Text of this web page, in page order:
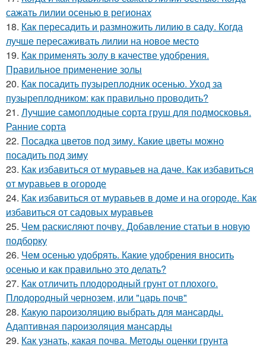
сажать лилии осенью в регионах
18. Как пересадить и размножить лилию в саду. Когда
лучше пересаживать лилии на новое место
19. Как применять золу в качестве удобрения.
Правильное применение золы
20. Как посадить пузыреплодник осенью. Уход за
пузыреплодником: как правильно проводить?
21. Лучшие самоплодные сорта груш для подмосковья.
Ранние сорта
22. Посадка цветов под зиму. Какие цветы можно
посадить под зиму
23. Как избавиться от муравьев на даче. Как избавиться
от муравьев в огороде
24. Как избавиться от муравьев в доме и на огороде. Как
избавиться от садовых муравьев
25. Чем раскисляют почву. Добавление статьи в новую
подборку
26. Чем осенью удобрять. Какие удобрения вносить
осенью и как правильно это делать?
27. Как отличить плодородный грунт от плохого.
Плодородный чернозем, или "царь почв"
28. Какую пароизоляцию выбрать для мансарды.
Адаптивная пароизоляция мансарды
29. Как узнать, какая почва. Методы оценки грунта